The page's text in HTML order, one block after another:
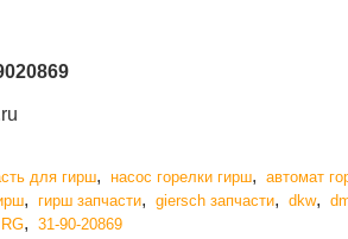
для гирш, насос горелки гирш, автомат
, гирш запчасти, giersch запчасти, dkw,
RG, 31-90-20869